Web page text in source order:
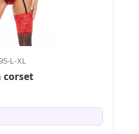
L-XL
corset